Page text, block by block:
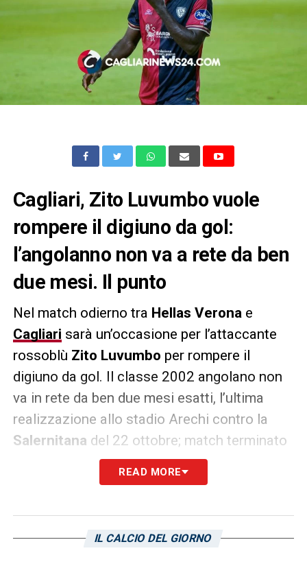
Cagliari, Zito Luvumbo vuole
rompere il digiuno da gol:
l’angolanno non va a rete da ben
due mesi. Il punto
Nel match odierno tra Hellas Veronae
Cagliari sarà un’occasione per l’attaccante
rossoblù Zito Luvumbo per rompere il
digiuno da gol. Il classe 2002 angolano non
va in rete da ben due mesi esatti, l’ultima
realizzazione allo stadio Arechi contro la
Salernitana del 22 ottobre; match terminato
in pareggio per 2-2. In stagione Luvumbo ha
collezionato 14 presenze, 1004 minuti
LA PLAYLIST DELLE NOSTRE TOP NEWS
READ MORE
IL CALCIO DEL GIORNO